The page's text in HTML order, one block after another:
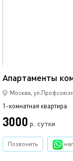
Апартаменты
Москва,
1-комнатная квартира
3000 р. сутки
Позвонить